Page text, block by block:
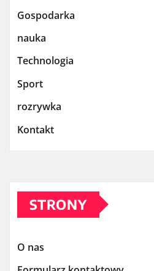
Gospodarka
nauka
Technologia
Sport
rozrywka
Kontakt
STRONY
O nas